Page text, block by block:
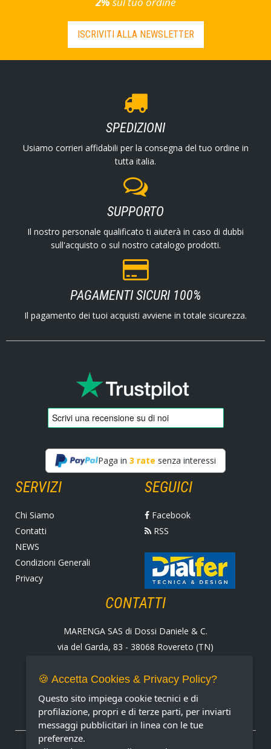
ISCRIVITI ALLA NEWSLETTER
SPEDIZIONI
Usiamo corrieri affidabili per la consegna del tuo ordine in
tutta italia.
SUPPORTO
Il nostro personale qualificato ti aiuterà in caso di dubbi
sull'acquisto o sul nostro catalogo prodotti.
PAGAMENTI SICURI 100%
Il pagamento dei tuoi acquisti avviene in totale sicurezza.
Paga in 3 rate senza interessi
SERVIZI
Chi Siamo
Contatti
NEWS
Condizioni Generali
Privacy
SEGUICI
Facebook
RSS
CONTATTI
MARENGA SAS di Dossi Daniele & C.
via del Garda, 83 - 38068 Rovereto (TN)
Fax +39 0464 430938
E-mail: marenga@marenga.it
Partita IVA IT02232370227
METODI DI PAGAMENTO ACCETTATI
🍪 Accetta Cookies & Privacy Policy?
Questo sito impiega cookie tecnici e di
profilazione, propri e di terze parti, per inviarti
messaggi pubblicitari in linea con le tue
preferenze.